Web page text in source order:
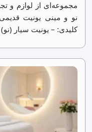
مجموعه‌ای از لوازم و
نو و مینی یونیت
کلیدی: – یونیت سیار